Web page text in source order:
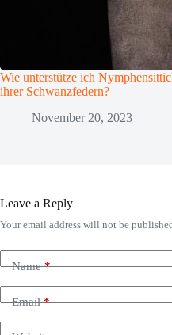
Wie unterstütze ich
ihrer Schwanzfedern?
November 20, 2023
Leave a Reply
Your email address will not be
Name*
Email*